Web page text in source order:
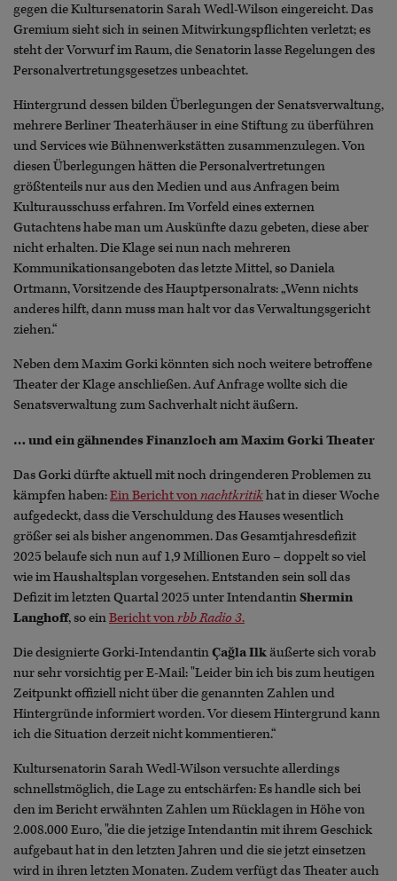
gegen die Kultursenatorin Sarah Wedl-Wilson eingereicht. Das
Gremium sieht sich in seinen Mitwirkungspflichten verletzt; es
steht der Vorwurf im Raum, die Senatorin lasse Regelungen des
Personalvertretungsgesetzes unbeachtet.
Hintergrund dessen bilden Überlegungen der Senatsverwaltung,
mehrere Berliner Theaterhäuser in eine Stiftung zu überführen
und Services wie Bühnenwerkstätten zusammenzulegen. Von
diesen Überlegungen hätten die Personalvertretungen
größtenteils nur aus den Medien und aus Anfragen beim
Kulturausschuss erfahren. Im Vorfeld eines externen
Gutachtens habe man um Auskünfte dazu gebeten, diese aber
nicht erhalten. Die Klage sei nun nach mehreren
Kommunikationsangeboten das letzte Mittel, so Daniela
Ortmann, Vorsitzende des Hauptpersonalrats: „Wenn nichts
anderes hilft, dann muss man halt vor das Verwaltungsgericht
ziehen.“
Neben dem Maxim Gorki könnten sich noch weitere betroffene
Theater der Klage anschließen. Auf Anfrage wollte sich die
Senatsverwaltung zum Sachverhalt nicht äußern.
… und ein gähnendes Finanzloch am Maxim Gorki Theater
Das Gorki dürfte aktuell mit noch dringenderen Problemen zu
kämpfen haben:Ein Bericht vonnachtkritikhat in dieser Woche
aufgedeckt, dass die Verschuldung des Hauses wesentlich
größer sei als bisher angenommen. Das Gesamtjahresdefizit
2025 belaufe sich nun auf 1,9 Millionen Euro – doppelt so viel
wie im Haushaltsplan vorgesehen. Entstanden sein soll das
Defizit im letzten Quartal 2025 unter IntendantinShermin
Langhoff, so einBericht vonrbb Radio 3.
Die designierte Gorki-IntendantinÇağla Ilkäußerte sich vorab
nur sehr vorsichtig per E-Mail: "Leider bin ich bis zum heutigen
Zeitpunkt offiziell nicht über die genannten Zahlen und
Hintergründe informiert worden. Vor diesem Hintergrund kann
ich die Situation derzeit nicht kommentieren.“
Kultursenatorin Sarah Wedl-Wilson versuchte allerdings
schnellstmöglich, die Lage zu entschärfen: Es handle sich bei
den im Bericht erwähnten Zahlen um Rücklagen in Höhe von
2.008.000 Euro, "die die jetzige Intendantin mit ihrem Geschick
aufgebaut hat in den letzten Jahren und die sie jetzt einsetzen
wird in ihren letzten Monaten. Zudem verfügt das Theater auch